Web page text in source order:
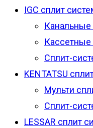
IGC сплит
Сплит-
KENTATSU
Мульти
Сплит-
LESSAR сплит